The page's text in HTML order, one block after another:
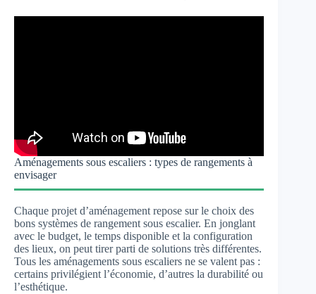
Aménagements sous escaliers : types de rangements à
envisager
Chaque projet d’aménagement repose sur le choix des
bons systèmes de rangement sous escalier. En jonglant
avec le budget, le temps disponible et la configuration
des lieux, on peut tirer parti de solutions très différentes.
Tous les aménagements sous escaliers ne se valent pas :
certains privilégient l’économie, d’autres la durabilité ou
l’esthétique.